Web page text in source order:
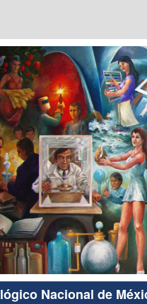
Nacional de